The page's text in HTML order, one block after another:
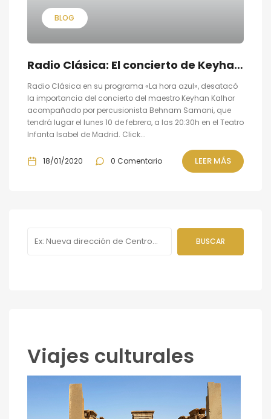
BLOG
Radio Clásica: El concierto de Keyhan Kalhor altamente recomendado
Radio Clásica en su programa «La hora azul», desatacó
la importancia del concierto del maestro Keyhan Kalhor
acompañado por percusionista Behnam Samani, que
tendrá lugar el lunes 10 de febrero, a las 20:30h en el Teatro
Infanta Isabel de Madrid. Click...
18/01/2020 0 Comentario LEER MÁS
Viajes culturales